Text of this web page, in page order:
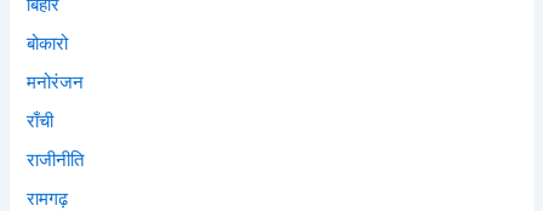
बिहार
बोकारो
मनोरंजन
राँची
राजीनीति
रामगढ़